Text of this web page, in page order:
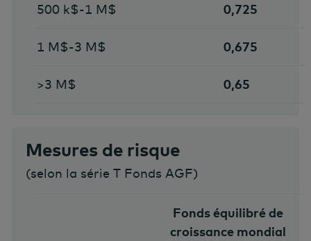
500 k$-1 M$ 0,725
1 M$-3 M$ 0,675
>3 M$ 0,65
Mesures de risque
(selon la série T Fonds AGF)
Fonds équilibré de
croissance mondial